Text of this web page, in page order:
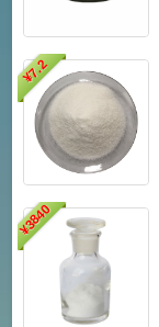
¥
7.2
¥
3840